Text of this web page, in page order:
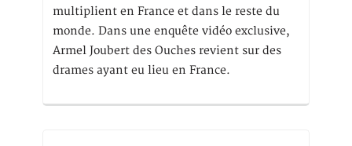
multiplient en France et dans le reste du
monde. Dans une enquête vidéo exclusive,
Armel Joubert des Ouches revient sur des
drames ayant eu lieu en France.